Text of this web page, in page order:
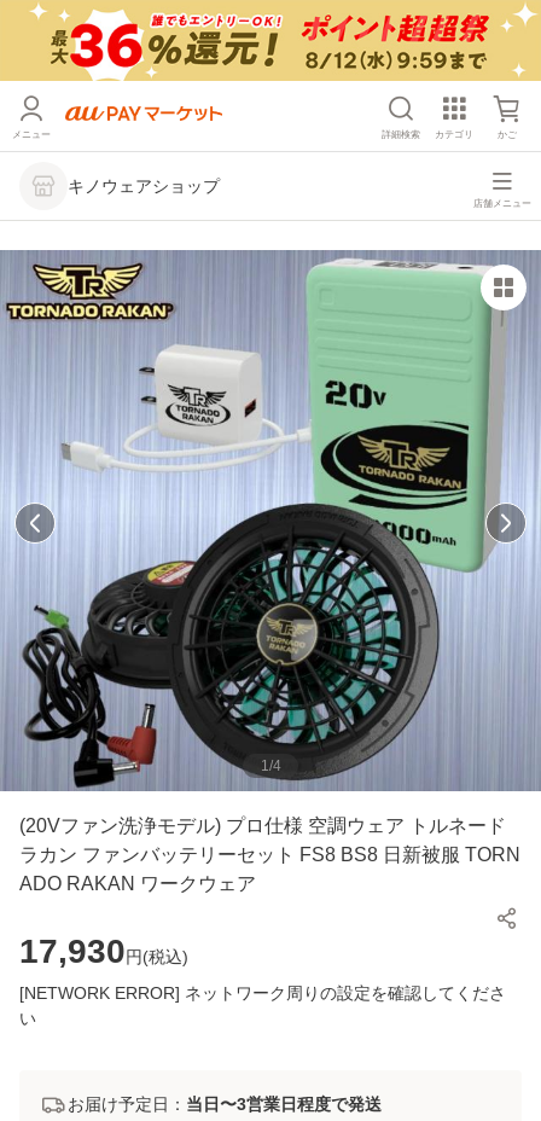
メニュー 詳細検索 カテゴリ かご
キノウェアショップ
店舗メニュー
1/4
(20Vファン洗浄モデル) プロ仕様 空調ウェア トルネード
ラカン ファンバッテリーセット FS8 BS8 日新被服 TORN
ADO RAKAN ワークウェア
17,930円(税込)
[NETWORK ERROR] ネットワーク周りの設定を確認してくださ
い
お届け予定日： 当日〜3営業日程度で発送